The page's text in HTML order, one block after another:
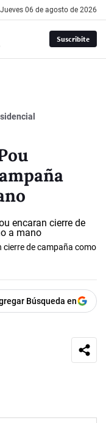
jueves 06 de agosto de 2026
Suscribite
cierre de campaña como
Búsqueda en